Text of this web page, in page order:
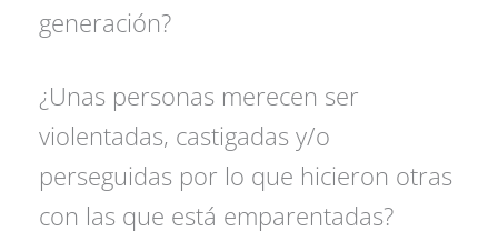
generación?
¿Unas personas merecen ser
violentadas, castigadas y/o
perseguidas por lo que hicieron otras
con las que está emparentadas?